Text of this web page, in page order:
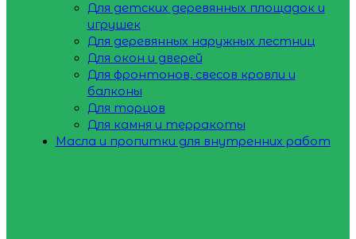
Для детских деревянных площадок и
игрушек
Для деревянных наружных лестниц
Для окон и дверей
Для фронтонов, свесов кровли и
балконы
Для торцов
Для камня и терракоты
Масла и пропитки для внутренних работ